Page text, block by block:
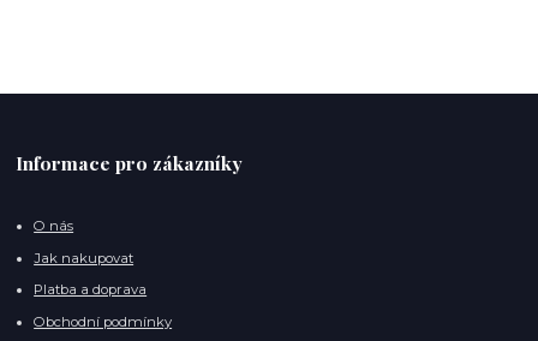
Informace pro zákazníky
O nás
Jak nakupovat
Platba a doprava
Obchodní podmínky